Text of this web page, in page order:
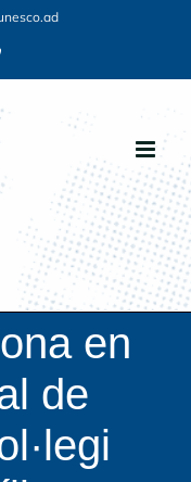
Vimeo
en
de